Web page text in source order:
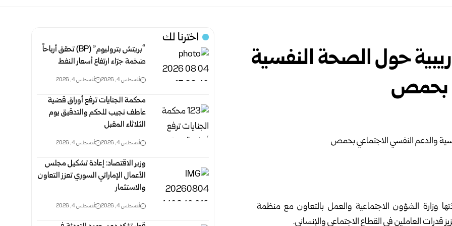
حول الصحة النفسية
بحمص
وزارة الشؤون الاجتماعية والعمل بالتعاون مع منظمة
قدرات العاملين في القطاع الاجتماعي والإنساني.
اخترنا لك
“بريتش بتروليوم” (BP) تحقق أرباحاً
ضخمة جرّاء ارتفاع أسعار النفط
أغسطس 4, 2026 أغسطس 4, 2026
محكمة الجنايات ترفع أوراق قضية
عاطف نجيب للحكم والتدقيق يوم
الثلاثاء المقبل
أغسطس 4, 2026 أغسطس 4, 2026
وزير الاقتصاد: إعادة تشكيل مجلس
الأعمال الإماراتي السوري تعزز ‏التعاون
والاستثمار
أغسطس 4, 2026 أغسطس 4, 2026